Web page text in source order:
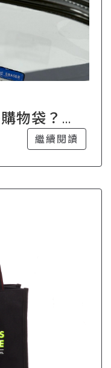
物袋？專
繼續閱讀